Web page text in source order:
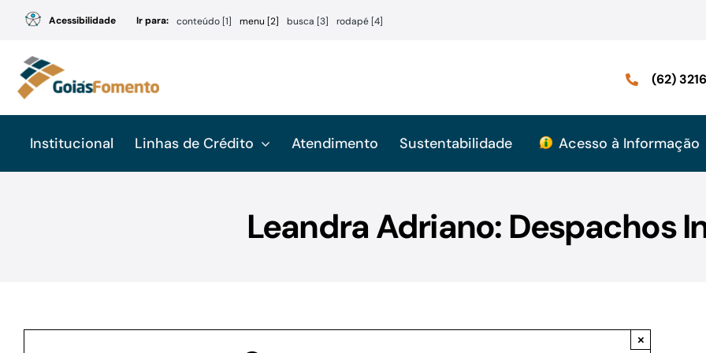
conteúdo
Acessibilidade Ir para: conteúdo [1] menu [2] busca [3] rodapé [4]
(62)
Institucional Linhas de Crédito Atendimento Sustentabilidade Acesso à Informação
Leandra Adriano: Despachos
×